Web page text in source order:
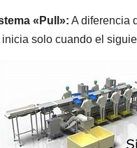
«Pull»: A diferencia
inicia solo cuando el